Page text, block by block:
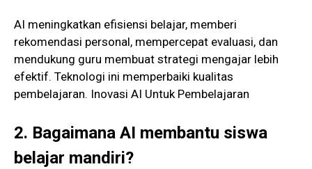
AI meningkatkan efisiensi belajar, memberi
rekomendasi personal, mempercepat evaluasi, dan
mendukung guru membuat strategi mengajar lebih
efektif. Teknologi ini memperbaiki kualitas
pembelajaran. Inovasi AI Untuk Pembelajaran
2. Bagaimana AI membantu siswa
belajar mandiri?